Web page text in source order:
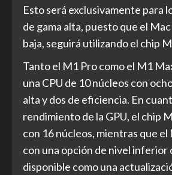
Esto será exclusivamente para
de gama alta, puesto que el
baja, seguirá utilizando el chip
Tanto el M1 Pro como el M1
una CPU de 10 núcleos con
alta y dos de eficiencia. En
rendimiento de la GPU, el chip
con 16 núcleos, mientras que el
con una opción de nivel inferior
disponible como una